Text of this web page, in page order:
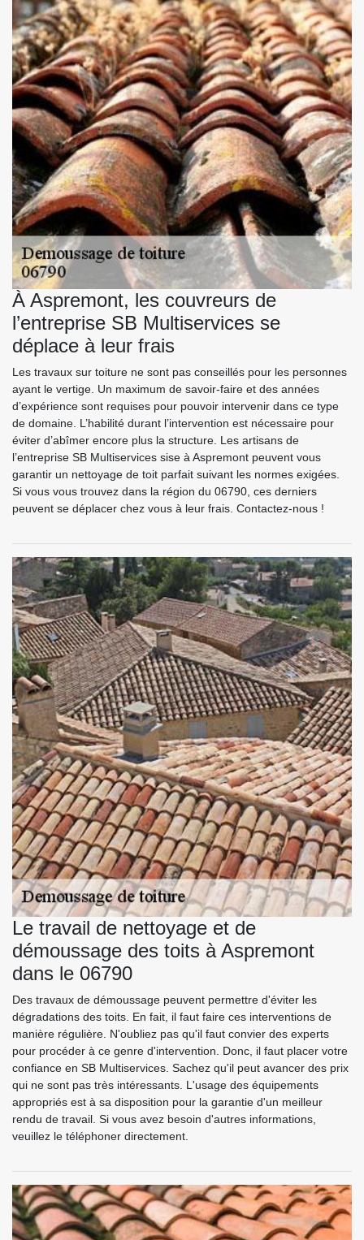
À Aspremont, les couvreurs de
l’entreprise SB Multiservices se
déplace à leur frais
Les travaux sur toiture ne sont pas conseillés pour les personnes
ayant le vertige. Un maximum de savoir-faire et des années
d’expérience sont requises pour pouvoir intervenir dans ce type
de domaine. L’habilité durant l’intervention est nécessaire pour
éviter d’abîmer encore plus la structure. Les artisans de
l’entreprise SB Multiservices sise à Aspremont peuvent vous
garantir un nettoyage de toit parfait suivant les normes exigées.
Si vous vous trouvez dans la région du 06790, ces derniers
peuvent se déplacer chez vous à leur frais. Contactez-nous !
Le travail de nettoyage et de
démoussage des toits à Aspremont
dans le 06790
Des travaux de démoussage peuvent permettre d'éviter les
dégradations des toits. En fait, il faut faire ces interventions de
manière régulière. N'oubliez pas qu'il faut convier des experts
pour procéder à ce genre d'intervention. Donc, il faut placer votre
confiance en SB Multiservices. Sachez qu'il peut avancer des prix
qui ne sont pas très intéressants. L'usage des équipements
appropriés est à sa disposition pour la garantie d'un meilleur
rendu de travail. Si vous avez besoin d'autres informations,
veuillez le téléphoner directement.